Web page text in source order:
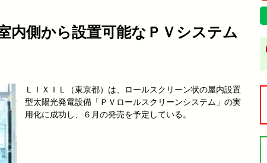
内側から設置可能なＰＶシステム
ＬＩＸＩＬ（東京都）は、ロールスクリーン状の屋内設置
型太陽光発電設備「ＰＶロールスクリーンシステム」の実
用化に成功し、６月の発売を予定している。